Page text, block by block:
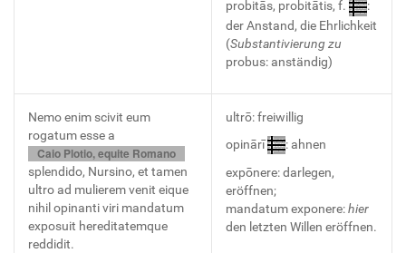
probitās, probitātis, f.
:
der Anstand, die Ehrlichkeit
(Substantivierung zu
probus: anständig)
Nemo enim scivit eum
rogatum esse a
Caio Plotio, equite Romano
splendido, Nursino, et tamen
ultro ad mulierem venit eique
nihil opinanti viri mandatum
exposuit hereditatemque
reddidit.
ultrō: freiwillig
opinārī
: ahnen
expōnere: darlegen,
eröffnen;
mandatum exponere:hier
den letzten Willen eröffnen.